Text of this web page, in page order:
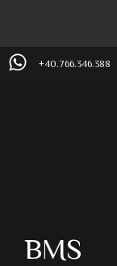
+40.766.346.388
BMS